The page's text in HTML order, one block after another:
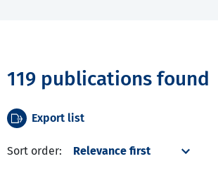
119 publications found
Export list
Sort order: